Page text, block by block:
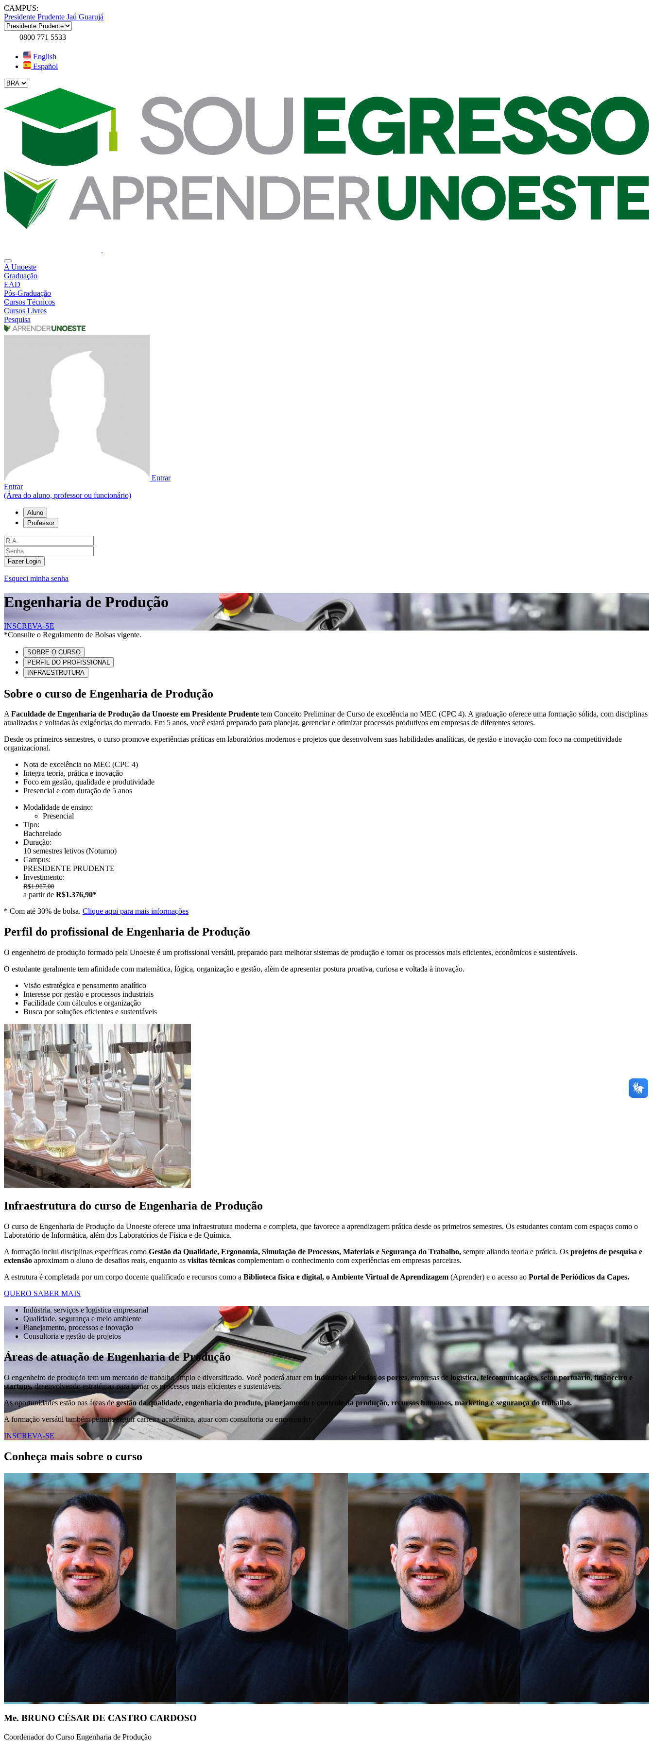
CAMPUS:
Presidente Prudente Jaú Guarujá
0800 771 5533
English
Español
A Unoeste
Graduação
EAD
Pós-Graduação
Cursos Técnicos
Cursos Livres
Pesquisa
Entrar
Entrar
(Área do aluno, professor ou funcionário)
Aluno
Professor
Fazer Login
Esqueci minha senha
Engenharia de Produção
INSCREVA-SE
*Consulte o Regulamento de Bolsas vigente.
SOBRE O CURSO
PERFIL DO PROFISSIONAL
INFRAESTRUTURA
Sobre o curso de Engenharia de Produção
AFaculdade de Engenharia de Produção da Unoeste em Presidente Prudente tem Conceito Preliminar de Curso de excelência no MEC (CPC 4). A graduação oferece uma formação sólida, com disciplinas
atualizadas e voltadas às exigências do mercado. Em 5 anos, você estará preparado para planejar, gerenciar e otimizar processos produtivos em empresas de diferentes setores.
Desde os primeiros semestres, o curso promove experiências práticas em laboratórios modernos e projetos que desenvolvem suas habilidades analíticas, de gestão e inovação com foco na competitividade
organizacional.
Nota de excelência no MEC (CPC 4)
Integra teoria, prática e inovação
Foco em gestão, qualidade e produtividade
Presencial e com duração de 5 anos
Modalidade de ensino:
Presencial
Tipo:
Bacharelado
Duração:
10 semestres letivos (Noturno)
Campus:
PRESIDENTE PRUDENTE
Investimento:
R$1.967,00
a partir de R$1.376,90*
* Com até 30% de bolsa. Clique aqui para mais informações
Perfil do profissional de Engenharia de Produção
O engenheiro de produção formado pela Unoeste é um profissional versátil, preparado para melhorar sistemas de produção e tornar os processos mais eficientes, econômicos e sustentáveis.
O estudante geralmente tem afinidade com matemática, lógica, organização e gestão, além de apresentar postura proativa, curiosa e voltada à inovação.
Visão estratégica e pensamento analítico
Interesse por gestão e processos industriais
Facilidade com cálculos e organização
Busca por soluções eficientes e sustentáveis
Infraestrutura do curso de Engenharia de Produção
O curso de Engenharia de Produção da Unoeste oferece uma infraestrutura moderna e completa, que favorece a aprendizagem prática desde os primeiros semestres. Os estudantes contam com espaços como o
Laboratório de Informática, além dos Laboratórios de Física e de Química.
A formação inclui disciplinas específicas como Gestão da Qualidade, Ergonomia, Simulação de Processos, Materiais e Segurança do Trabalho, sempre aliando teoria e prática. Os projetos de pesquisa e
extensão aproximam o aluno de desafios reais, enquanto as visitas técnicas complementam o conhecimento com experiências em empresas parceiras.
A estrutura é completada por um corpo docente qualificado e recursos como a Biblioteca física e digital, o Ambiente Virtual de Aprendizagem (Aprender) e o acesso ao Portal de Periódicos da Capes.
QUERO SABER MAIS
Indústria, serviços e logística empresarial
Qualidade, segurança e meio ambiente
Planejamento, processos e inovação
Consultoria e gestão de projetos
Áreas de atuação de Engenharia de Produção
O engenheiro de produção tem um mercado de trabalho amplo e diversificado. Você poderá atuar em indústrias de todos os portes, empresas de logística, telecomunicações, setor portuário, financeiro e
startups,desenvolvendo estratégias para tornar os processos mais eficientes e sustentáveis.
As oportunidades estão nas áreas degestão da qualidade, engenharia do produto, planejamento e controle da produção, recursos humanos, marketing e segurança do trabalho.
A formação versátil também permite seguir carreira acadêmica, atuar com consultoria ou empreender.
INSCREVA-SE
Conheça mais sobre o curso
Me. BRUNO CÉSAR DE CASTRO CARDOSO
Coordenador do Curso Engenharia de Produção